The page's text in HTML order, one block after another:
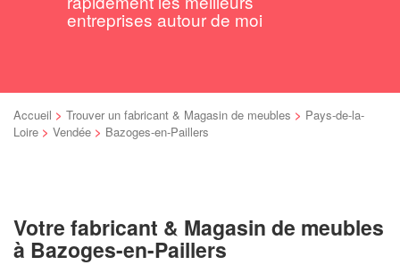
entreprises autour de moi
Accueil > Trouver un fabricant & Magasin de meubles > Pays-de-la-
Loire > Vendée > Bazoges-en-Paillers
Votre fabricant & Magasin de meubles
à Bazoges-en-Paillers